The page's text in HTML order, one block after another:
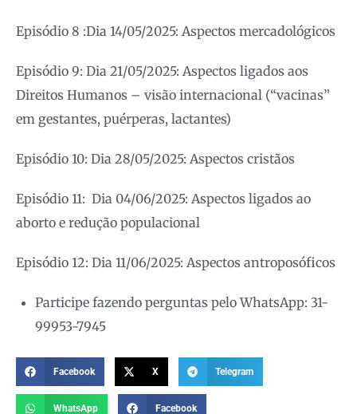
Episódio 8 :Dia 14/05/2025: Aspectos mercadológicos
Episódio 9: Dia 21/05/2025: Aspectos ligados aos
Direitos Humanos – visão internacional (“vacinas”
em gestantes, puérperas, lactantes)
Episódio 10: Dia 28/05/2025: Aspectos cristãos
Episódio 11: Dia 04/06/2025: Aspectos ligados ao
aborto e redução populacional
Episódio 12: Dia 11/06/2025: Aspectos antroposóficos
Participe fazendo perguntas pelo WhatsApp: 31-
99953-7945
Facebook X Telegram
WhatsApp Facebook